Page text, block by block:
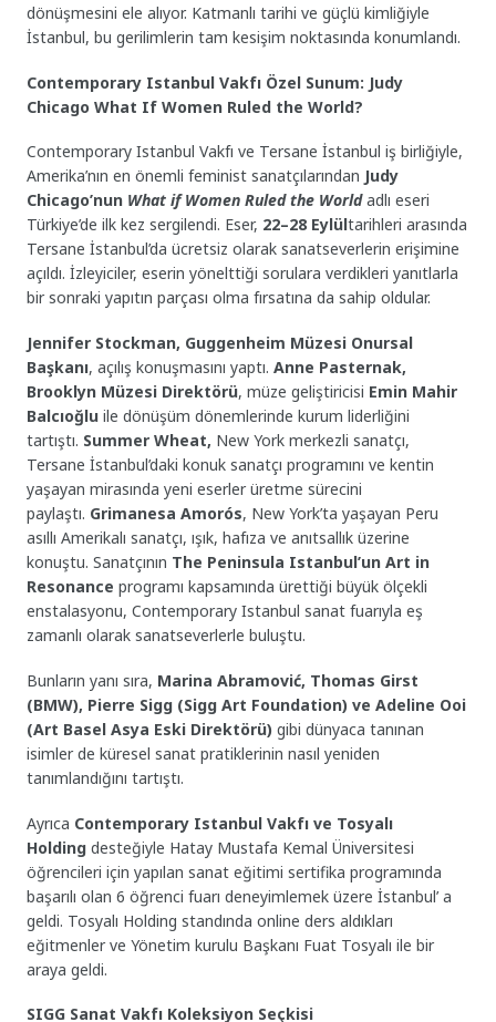
dönüşmesini ele alıyor. Katmanlı tarihi ve güçlü kimliğiyle
İstanbul, bu gerilimlerin tam kesişim noktasında konumlandı.
Contemporary Istanbul Vakfı Özel Sunum: Judy
Chicago What If Women Ruled the World?
Contemporary Istanbul Vakfı ve Tersane İstanbul iş birliğiyle,
Amerika’nın en önemli feminist sanatçılarından Judy
Chicago’nun What if Women Ruled the World adlı eseri
Türkiye’de ilk kez sergilendi. Eser, 22–28 Eylültarihleri arasında
Tersane İstanbul’da ücretsiz olarak sanatseverlerin erişimine
açıldı. İzleyiciler, eserin yönelttiği sorulara verdikleri yanıtlarla
bir sonraki yapıtın parçası olma fırsatına da sahip oldular.
Jennifer Stockman, Guggenheim Müzesi Onursal
Başkanı, açılış konuşmasını yaptı. ⁠Anne Pasternak,
Brooklyn Müzesi Direktörü, müze geliştiricisi Emin Mahir
Balcıoğlu ile dönüşüm dönemlerinde kurum liderliğini
tartıştı. Summer Wheat, New York merkezli sanatçı,
Tersane İstanbul’daki konuk sanatçı programını ve kentin
yaşayan mirasında yeni eserler üretme sürecini
paylaştı. Grimanesa Amorós, New York’ta yaşayan Peru
asıllı Amerikalı sanatçı, ışık, hafıza ve anıtsallık üzerine
konuştu. Sanatçının The Peninsula Istanbul’un Art in
Resonanceprogramı kapsamında ürettiği büyük ölçekli
enstalasyonu, Contemporary Istanbul sanat fuarıyla eş
zamanlı olarak sanatseverlerle buluştu.
Bunların yanı sıra, Marina Abramović, Thomas Girst
(BMW), Pierre Sigg (Sigg Art Foundation) ve Adeline Ooi
(Art Basel Asya Eski Direktörü) gibi dünyaca tanınan
isimler de küresel sanat pratiklerinin nasıl yeniden
tanımlandığını tartıştı.
Ayrıca Contemporary Istanbul Vakfı ve Tosyalı
Holding desteğiyle Hatay Mustafa Kemal Üniversitesi
öğrencileri için yapılan sanat eğitimi sertifika programında
başarılı olan 6 öğrenci fuarı deneyimlemek üzere İstanbul’ a
geldi. Tosyalı Holding standında online ders aldıkları
eğitmenler ve Yönetim kurulu Başkanı Fuat Tosyalı ile bir
araya geldi.
SIGG Sanat Vakfı Koleksiyon Seçkisi